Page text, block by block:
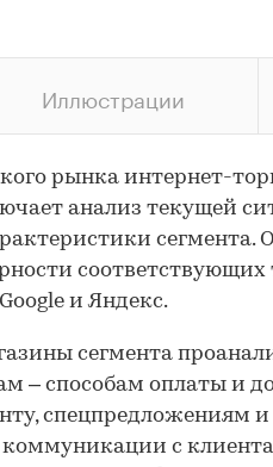
Иллюстрации
рынка интернет-
анализ текущей
сегмента.
соответствующих
и Яндекс.
сегмента
– способам оплаты и
спецпредложениям
с